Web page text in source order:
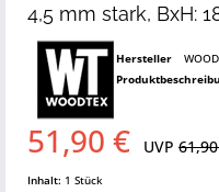
4,5 mm stark, BxH:
Hersteller
51,90 € UVP
Inhalt: 1 Stück